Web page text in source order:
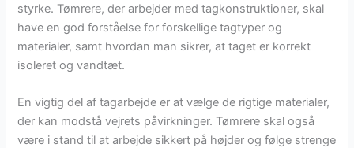
styrke. Tømrere, der arbejder med tagkonstruktioner, skal
have en god forståelse for forskellige tagtyper og
materialer, samt hvordan man sikrer, at taget er korrekt
isoleret og vandtæt.
En vigtig del af tagarbejde er at vælge de rigtige materialer,
der kan modstå vejrets påvirkninger. Tømrere skal også
være i stand til at arbejde sikkert på højder og følge strenge